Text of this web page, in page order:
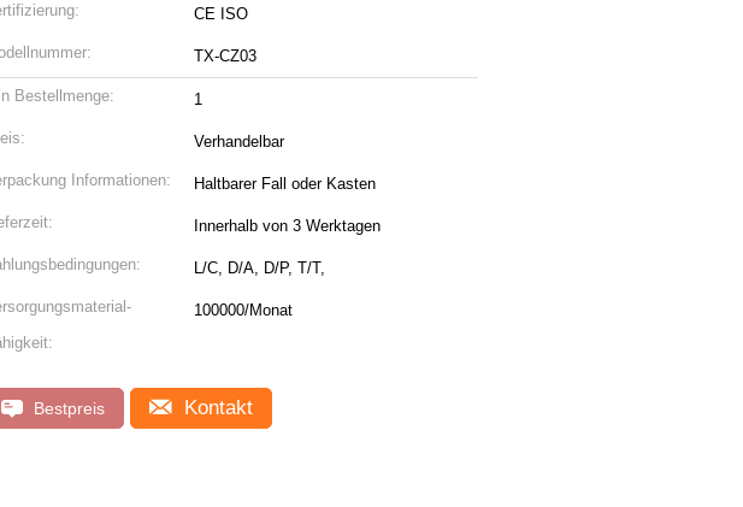
CE ISO
TX-CZ03
Bestellmenge: 1
Verhandelbar
Informationen: Haltbarer Fall oder Kasten
Innerhalb von 3 Werktagen
L/C, D/A, D/P, T/T,
100000/Monat
Bestpreis Kontakt